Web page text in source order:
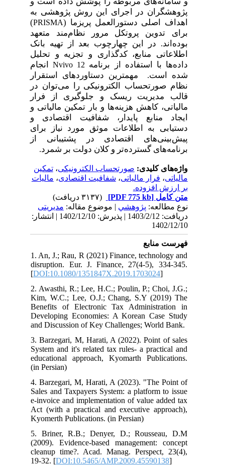
پژوهشگران در اجرای این روش پژوهشی به
اهداف اصلی دستورالعمل پریزما ( PRISMA
)
برای تدوین پروتکل مرور نظام‌مند متعهد
بوده‌اند. در این چهارچوب بعد از تهیه بانک
اطلاعاتی منابع، کدگذاری و تجزیه و تحلیل
داده‌ها با استفاده از برنامهNvivo 12انجام
شده است. مهمترین دستاوردهای استقرار
نظام صورتحساب الکترونیکی را می‌توان در
قالب مدیریت ریسک و جلوگیری از فرار
مالیاتی، کاهش هزینه‌ها و بار تمکین مالیاتی و
ایجاد منابع پایدار، شفافیت اقتصادی و
دستیابی به اطلاعات موثق مورد نیاز برای
پیش‌بینی‌های اقتصادی در پشتیبانی از
برنامه‌های گسترده‌تر و کلان دولت بر شمرد.
واژه‌های کلیدی:صورتحساب الکترونیکی،تمکین
مالیاتی،فرار مالیاتی،شفافیت اقتصادی،مالیات
بر ارزش افزوده.
متن کامل[PDF 775 kb]
نوع مطالعه:پژوهشي| موضوع مقاله:مدیریتی
دریافت: 1403/2/12 | پذیرش: 1402/12/10 | انتشار:
1402/12/10
فهرست منابع
1. An, J.; Rau, R (2021) Finance, technology and
disruption. Eur. J. Finance, 27(4-5), 334-345.
[DOI:10.1080/1351847X.2019.1703024
2. Awasthi, R.; Lee, H.C.; Poulin, P.; Choi, J.G.;
Kim, W.C.; Lee, O.J.; Chang, S.Y (2019) The
Benefits of Electronic Tax Administration in
Developing Economies: A Korean Case Study
and Discussion of Key Challenges; World Bank.
3. Barzegari, M, Harati, A (2022). Point of sales
System and it's related tax rules- a practical and
educational approach, Kyomarth Publications.
(in Persian)
4. Barzegari, M, Harati, A (2023). "The Point of
Sales and Taxpayers System: a platform to issue
e-invoice and implementation of value added tax
Act (with a practical and executive approach),
Kyomerth Publications. (in Persian)
5. Briner, R.B.; Denyer, D.; Rousseau, D.M
(2009). Evidence-based management: concept
cleanup time?. Acad. Manag. Perspect, 23(4),
19-32. [DOI:10.5465/AMP.2009.45590138